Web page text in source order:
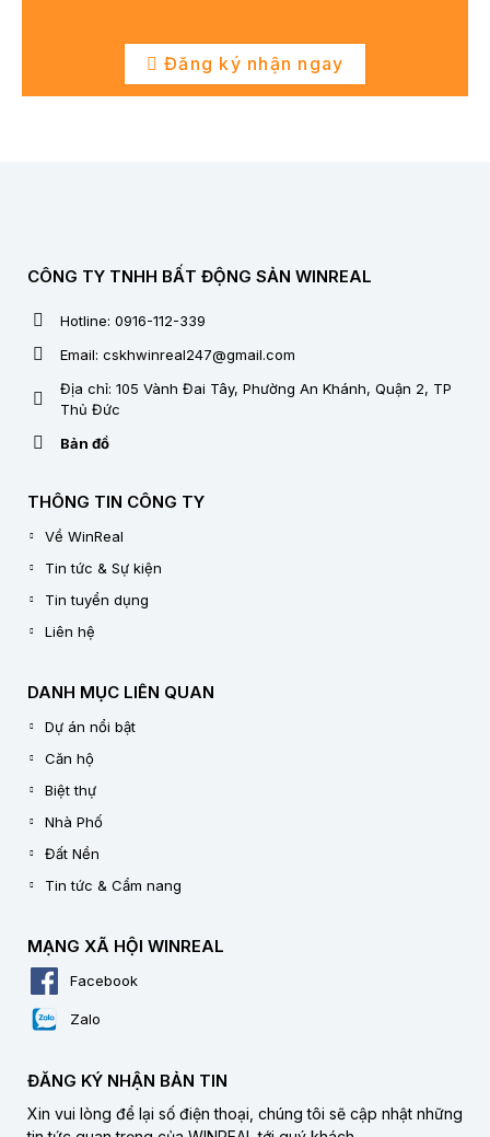
Đăng ký nhận ngay
CÔNG TY TNHH BẤT ĐỘNG SẢN WINREAL
Hotline: 0916-112-339
Email: cskhwinreal247@gmail.com
Địa chỉ: 105 Vành Đai Tây, Phường An Khánh, Quận 2, TP
Thủ Đức
Bản đồ
THÔNG TIN CÔNG TY
Về WinReal
Tin tức & Sự kiện
Tin tuyển dụng
Liên hệ
DANH MỤC LIÊN QUAN
Dự án nổi bật
Căn hộ
Biệt thự
Nhà Phố
Đất Nền
Tin tức & Cẩm nang
MẠNG XÃ HỘI WINREAL
Facebook
Zalo
ĐĂNG KÝ NHẬN BẢN TIN
Xin vui lòng để lại số điện thoại, chúng tôi sẽ cập nhật những